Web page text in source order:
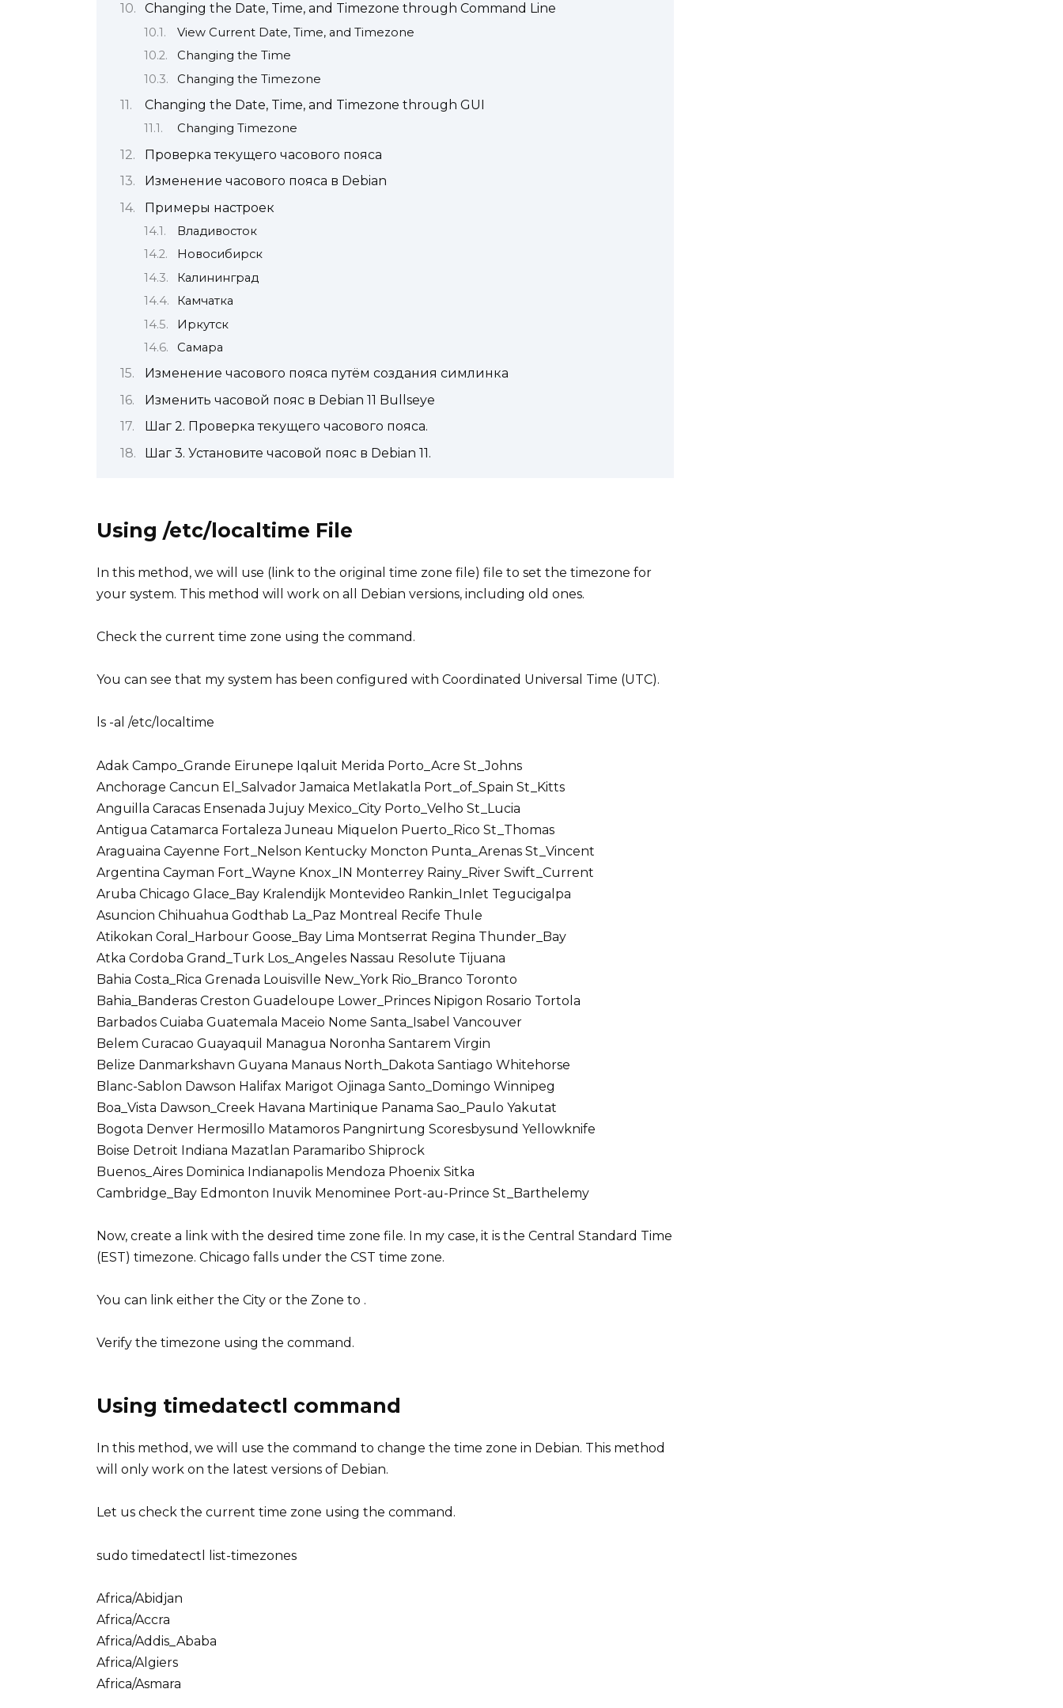
Changing the Date, Time, and Timezone through Command Line
View Current Date, Time, and Timezone
Changing the Time
Changing the Timezone
Changing the Date, Time, and Timezone through GUI
Changing Timezone
Проверка текущего часового пояса
Изменение часового пояса в Debian
Примеры настроек
Владивосток
Новосибирск
Калининград
Камчатка
Иркутск
Самара
Изменение часового пояса путём создания симлинка
Изменить часовой пояс в Debian 11 Bullseye
Шаг 2. Проверка текущего часового пояса.
Шаг 3. Установите часовой пояс в Debian 11.
Using /etc/localtime File
In this method, we will use (link to the original time zone file) file to set the timezone for
your system. This method will work on all Debian versions, including old ones.
Check the current time zone using the command.
You can see that my system has been configured with Coordinated Universal Time (UTC).
ls -al /etc/localtime
Adak Campo_Grande Eirunepe Iqaluit Merida Porto_Acre St_Johns
Anchorage Cancun El_Salvador Jamaica Metlakatla Port_of_Spain St_Kitts
Anguilla Caracas Ensenada Jujuy Mexico_City Porto_Velho St_Lucia
Antigua Catamarca Fortaleza Juneau Miquelon Puerto_Rico St_Thomas
Araguaina Cayenne Fort_Nelson Kentucky Moncton Punta_Arenas St_Vincent
Argentina Cayman Fort_Wayne Knox_IN Monterrey Rainy_River Swift_Current
Aruba Chicago Glace_Bay Kralendijk Montevideo Rankin_Inlet Tegucigalpa
Asuncion Chihuahua Godthab La_Paz Montreal Recife Thule
Atikokan Coral_Harbour Goose_Bay Lima Montserrat Regina Thunder_Bay
Atka Cordoba Grand_Turk Los_Angeles Nassau Resolute Tijuana
Bahia Costa_Rica Grenada Louisville New_York Rio_Branco Toronto
Bahia_Banderas Creston Guadeloupe Lower_Princes Nipigon Rosario Tortola
Barbados Cuiaba Guatemala Maceio Nome Santa_Isabel Vancouver
Belem Curacao Guayaquil Managua Noronha Santarem Virgin
Belize Danmarkshavn Guyana Manaus North_Dakota Santiago Whitehorse
Blanc-Sablon Dawson Halifax Marigot Ojinaga Santo_Domingo Winnipeg
Boa_Vista Dawson_Creek Havana Martinique Panama Sao_Paulo Yakutat
Bogota Denver Hermosillo Matamoros Pangnirtung Scoresbysund Yellowknife
Boise Detroit Indiana Mazatlan Paramaribo Shiprock
Buenos_Aires Dominica Indianapolis Mendoza Phoenix Sitka
Cambridge_Bay Edmonton Inuvik Menominee Port-au-Prince St_Barthelemy
Now, create a link with the desired time zone file. In my case, it is the Central Standard Time
(EST) timezone. Chicago falls under the CST time zone.
You can link either the City or the Zone to .
Verify the timezone using the command.
Using timedatectl command
In this method, we will use the command to change the time zone in Debian. This method
will only work on the latest versions of Debian.
Let us check the current time zone using the command.
sudo timedatectl list-timezones
Africa/Abidjan
Africa/Accra
Africa/Addis_Ababa
Africa/Algiers
Africa/Asmara